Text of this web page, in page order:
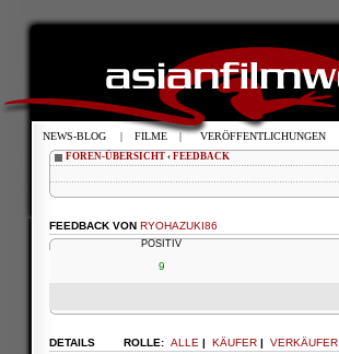
FOREN-ÜBERSICHT ‹ FEEDBACK
FEEDBACK VON RYOHAZUKI86
POSITIV
9
ROLLE: ALLE | KÄUFER | VERKÄUFER
DETAILS
NEWS-BLOG | FILME | VERÖFFENTLICHUNGEN